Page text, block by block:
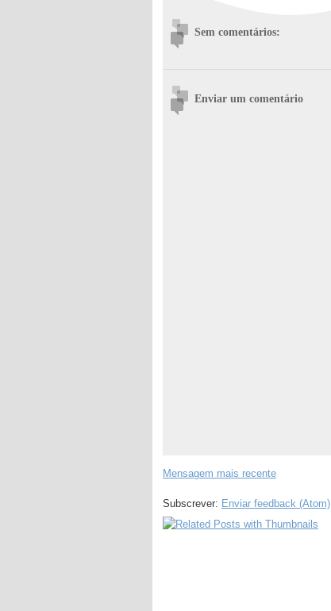
Sem comentários:
Enviar um comentário
Mensagem mais recente
Subscrever: Enviar feedback (Atom)